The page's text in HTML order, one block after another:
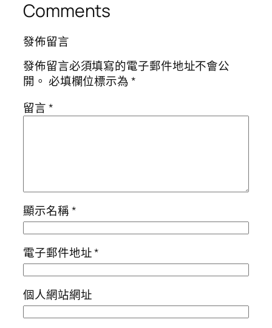
Comments
發佈留言
發佈留言必須填寫的電子郵件地址不會公
開。 必填欄位標示為*
留言*
顯示名稱*
電子郵件地址*
個人網站網址